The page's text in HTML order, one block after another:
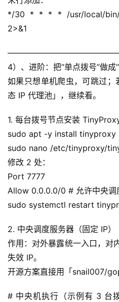
*/30 * * * * /usr/local/bin/
2>&1
4）、进阶：把“单点拨号”做成
如果只想单机爬虫，可跳过
态 IP 代理池」，继续看。
1. 每台拨号节点安装
sudo apt -y install tinyproxy
sudo nano /etc/tinyproxy/
修改 2 处：
Port 7777
Allow 0.0.0.0/0 # 允许中央调
sudo systemctl restart
2. 中央调度服务器（固定 IP）
作用：对外暴露统一入口，对
失效 IP。
开源方案直接用「snail007/
# 中央机执行（示例有 3 台拨